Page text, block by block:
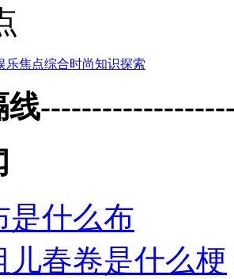
乐焦点综合时尚知识探索
线
是什么布
儿春卷是什么梗